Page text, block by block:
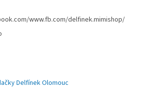
www.fb.com/delfinek.mimishop/
Delfínek Olomouc